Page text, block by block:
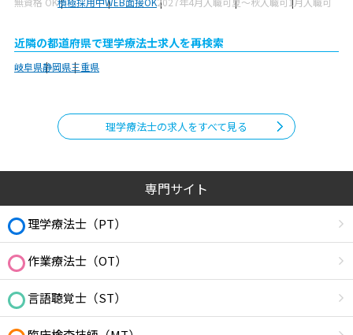
近隣の都道府県で理学療法士求人を再検索
岐阜県静岡県三重県
理学療法士の求人をすべて見る
専門サイト
理学療法士（PT）
作業療法士（OT）
言語聴覚士（ST）